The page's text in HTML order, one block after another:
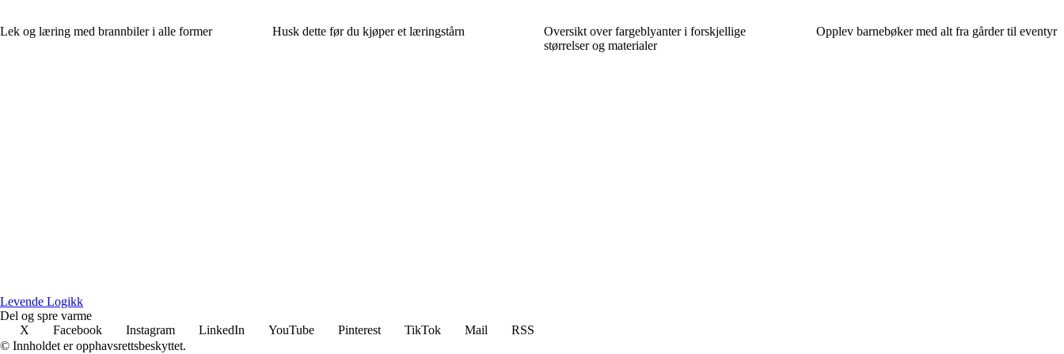
Lek og læring med brannbiler i alle former Husk dette før du kjøper et læringstårn
Oversikt over fargeblyanter i forskjellige
størrelser og materialer
Opplev barnebøker med alt fra gårder til eventyr
Levende Logikk
Del og spre varme
X
Facebook Instagram LinkedIn YouTube Pinterest TikTok Mail
RSS
© Innholdet er opphavsrettsbeskyttet.